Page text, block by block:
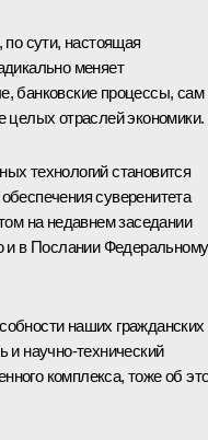
по сути, настоящая
меняет
банковские процессы, сам
целых отраслей экономики.
технологий становится
суверенитета
на недавнем заседании
и в Послании Федеральному
наших гражданских
и научно-технический
комплекса, тоже об